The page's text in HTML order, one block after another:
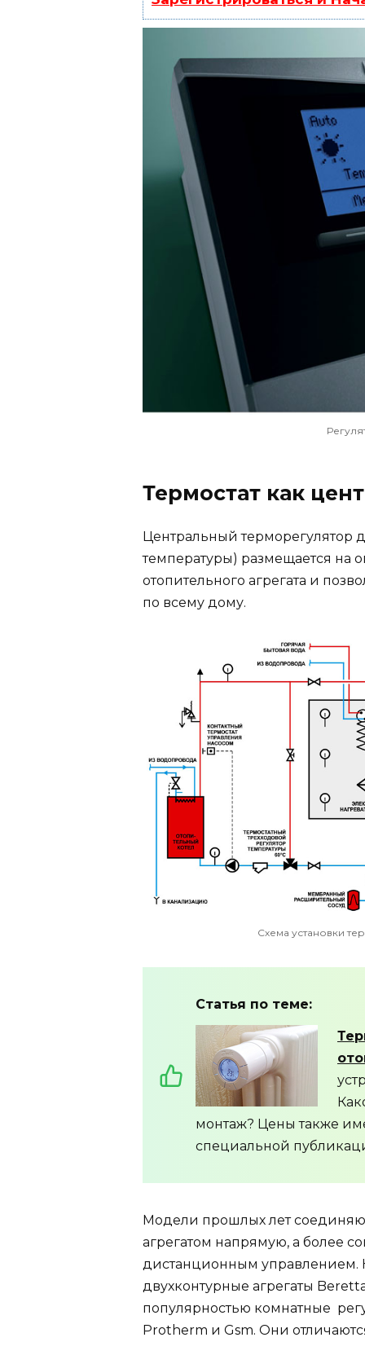
Термостат как
Центральный терморегулятор
температуры) размещается на
отопительного агрегата и
по всему дому.
Схема установки
Статья по теме:
монтаж? Цены также
специальной
Модели прошлых лет
агрегатом напрямую, а более
дистанционным
двухконтурные агрегаты
популярностью комнатные
Protherm и Gsm. Они